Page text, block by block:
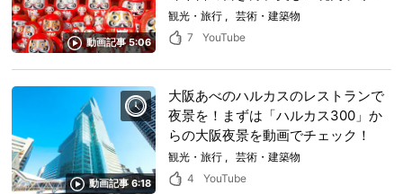
動画記事 5:06
アップの時期も紹介します。
観光・旅行
芸術・建築物
7
YouTube
動画記事 6:18
大阪あべのハルカスのレストランで
夜景を！まずは「ハルカス300」か
らの大阪夜景を動画でチェック！
観光・旅行
芸術・建築物
4
YouTube